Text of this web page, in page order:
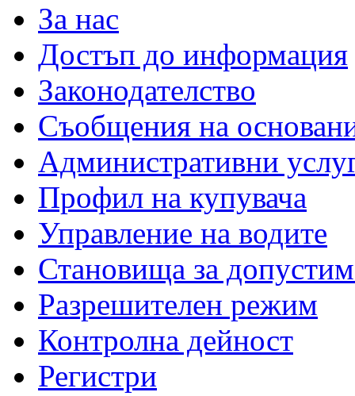
За нас
Достъп до информация
Законодателство
Съобщения на
Административни
Профил на купувача
Управление на водите
Становища за
Разрешителен режим
Контролна дейност
Регистри